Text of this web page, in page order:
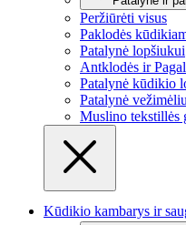
Peržiūrėti visus
Paklodės
Patalynė lopšiukui
Antklodės ir
Patalynė kūdikio
Patalynė
Muslino tekstillės
Kūdikio kambarys ir